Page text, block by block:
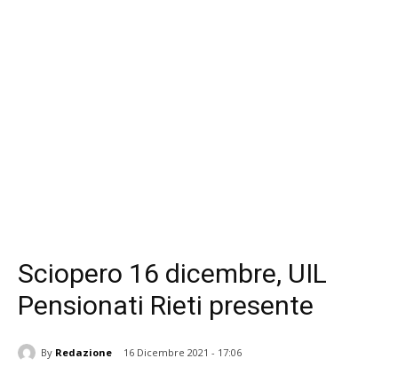
Sciopero 16 dicembre, UIL
Pensionati Rieti presente
By Redazione 16 Dicembre 2021 - 17:06